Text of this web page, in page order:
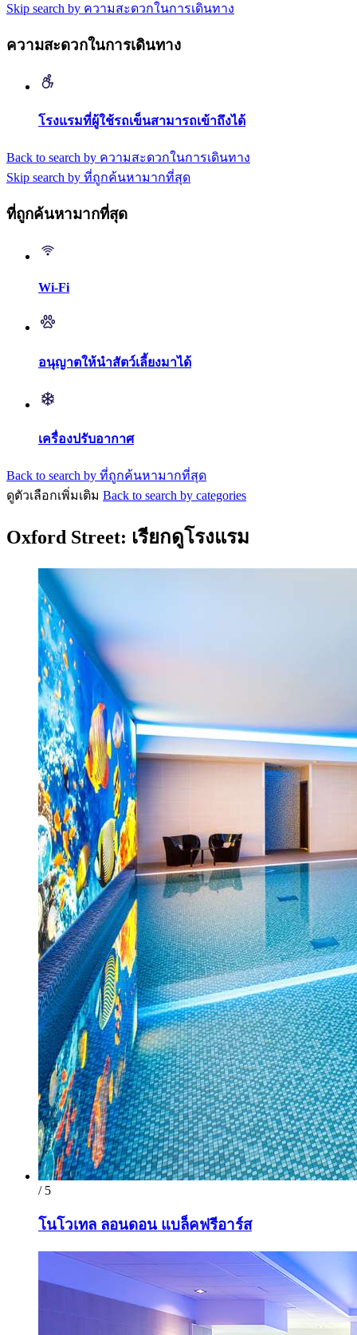
Skip search by ความสะดวกในการเดินทาง
ความสะดวกในการเดินทาง
โรงแรมที่ผู้ใช้รถเข็นสามารถเข้าถึงได้
Back to search by ความสะดวกในการเดินทาง
Skip search by ที่ถูกค้นหามากที่สุด
ที่ถูกค้นหามากที่สุด
Wi-Fi
อนุญาตให้นำสัตว์เลี้ยงมาได้
เครื่องปรับอากาศ
Back to search by ที่ถูกค้นหามากที่สุด
ดูตัวเลือกเพิ่มเติม Back to search by categories
Oxford Street: เรียกดูโรงแรม
/ 5
โนโวเทล ลอนดอน แบล็คฟรีอาร์ส